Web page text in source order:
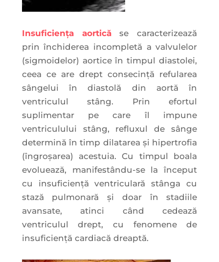
Insuficiența aorticăse caracterizează
prin închiderea incompletă a valvulelor
(sigmoidelor) aortice în timpul diastolei,
ceea ce are drept consecință refularea
sângelui în diastolă din aortă în
ventriculul stâng. Prin efortul
suplimentar pe care îl impune
ventriculului stâng, refluxul de sânge
determină în timp dilatarea și hipertrofia
(îngroșarea) acestuia. Cu timpul boala
evoluează, manifestându-se la început
cu insuficiență ventriculară stânga cu
stază pulmonară și doar în stadiile
avansate, atinci când cedează
ventriculul drept, cu fenomene de
insuficiență cardiacă dreaptă.